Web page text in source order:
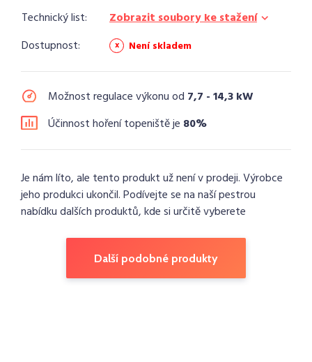
Technický list:
Zobrazit soubory ke stažení
Dostupnost:
Není skladem
Možnost regulace výkonu od 7,7 - 14,3 kW
Účinnost hoření topeniště je 80%
Je nám líto, ale tento produkt už není v prodeji. Výrobce
jeho produkci ukončil. Podívejte se na naší pestrou
nabídku dalších produktů, kde si určitě vyberete
Další podobné produkty